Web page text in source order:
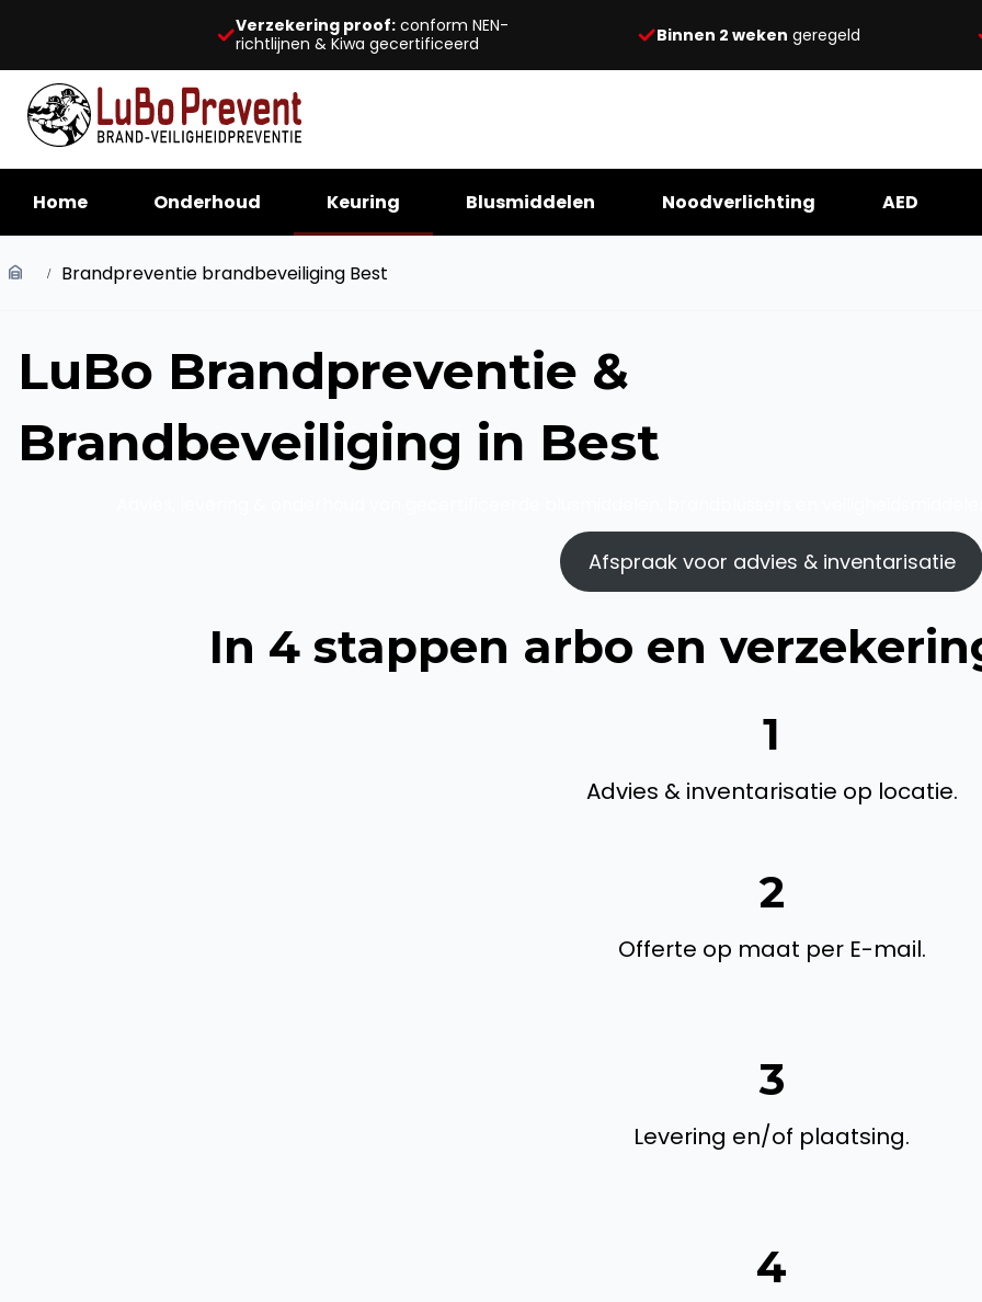
Verzekering proof: conform NEN-
richtlijnen & Kiwa gecertificeerd
Binnen 2 weken geregeld
Home Onderhoud Keuring Blusmiddelen Noodverlichting AED
Brandpreventie brandbeveiliging Best
LuBo Brandpreventie &
Brandbeveiliging in Best
Afspraak voor advies & inventarisatie
In 4 stappen arbo en
1
Advies & inventarisatie op locatie.
2
Offerte op maat per E-mail.
3
Levering en/of plaatsing.
4